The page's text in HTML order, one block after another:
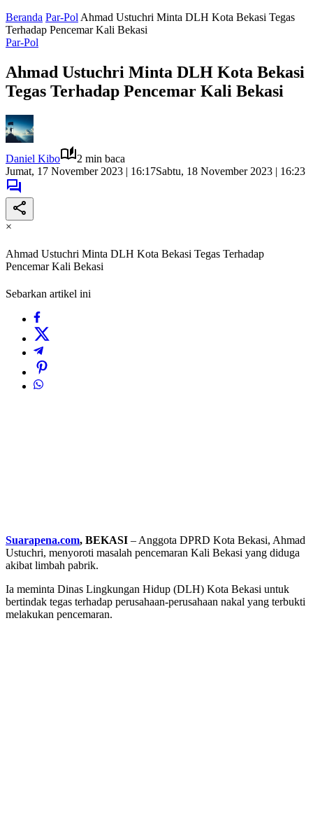
Beranda Par-Pol Ahmad Ustuchri Minta DLH Kota Bekasi Tegas
Terhadap Pencemar Kali Bekasi
Par-Pol
Ahmad Ustuchri Minta DLH Kota Bekasi
Tegas Terhadap Pencemar Kali Bekasi
Daniel Kibo
2 min baca
Jumat, 17 November 2023 | 16:17Sabtu, 18 November 2023 | 16:23
×
Ahmad Ustuchri Minta DLH Kota Bekasi Tegas Terhadap
Pencemar Kali Bekasi
Sebarkan artikel ini
Suarapena.com, BEKASI – Anggota DPRD Kota Bekasi, Ahmad
Ustuchri, menyoroti masalah pencemaran Kali Bekasi yang diduga
akibat limbah pabrik.
Ia meminta Dinas Lingkungan Hidup (DLH) Kota Bekasi untuk
bertindak tegas terhadap perusahaan-perusahaan nakal yang terbukti
melakukan pencemaran.